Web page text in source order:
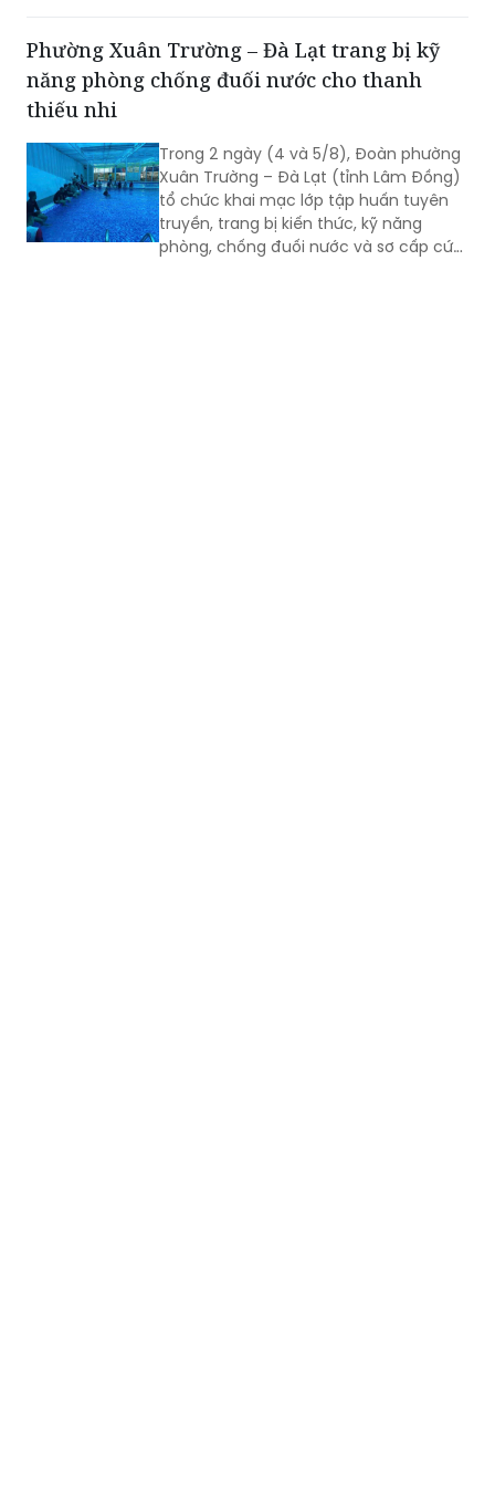
doanh, đáp ứng yêu cầu phát triển đô
thị và xây dựng nông thôn mới.
Phường Xuân Trường – Đà Lạt trang bị kỹ
năng phòng chống đuối nước cho thanh
thiếu nhi
Trong 2 ngày (4 và 5/8), Đoàn phường
Xuân Trường – Đà Lạt (tỉnh Lâm Đồng)
tổ chức khai mạc lớp tập huấn tuyên
truyền, trang bị kiến thức, kỹ năng
phòng, chống đuối nước và sơ cấp cứu